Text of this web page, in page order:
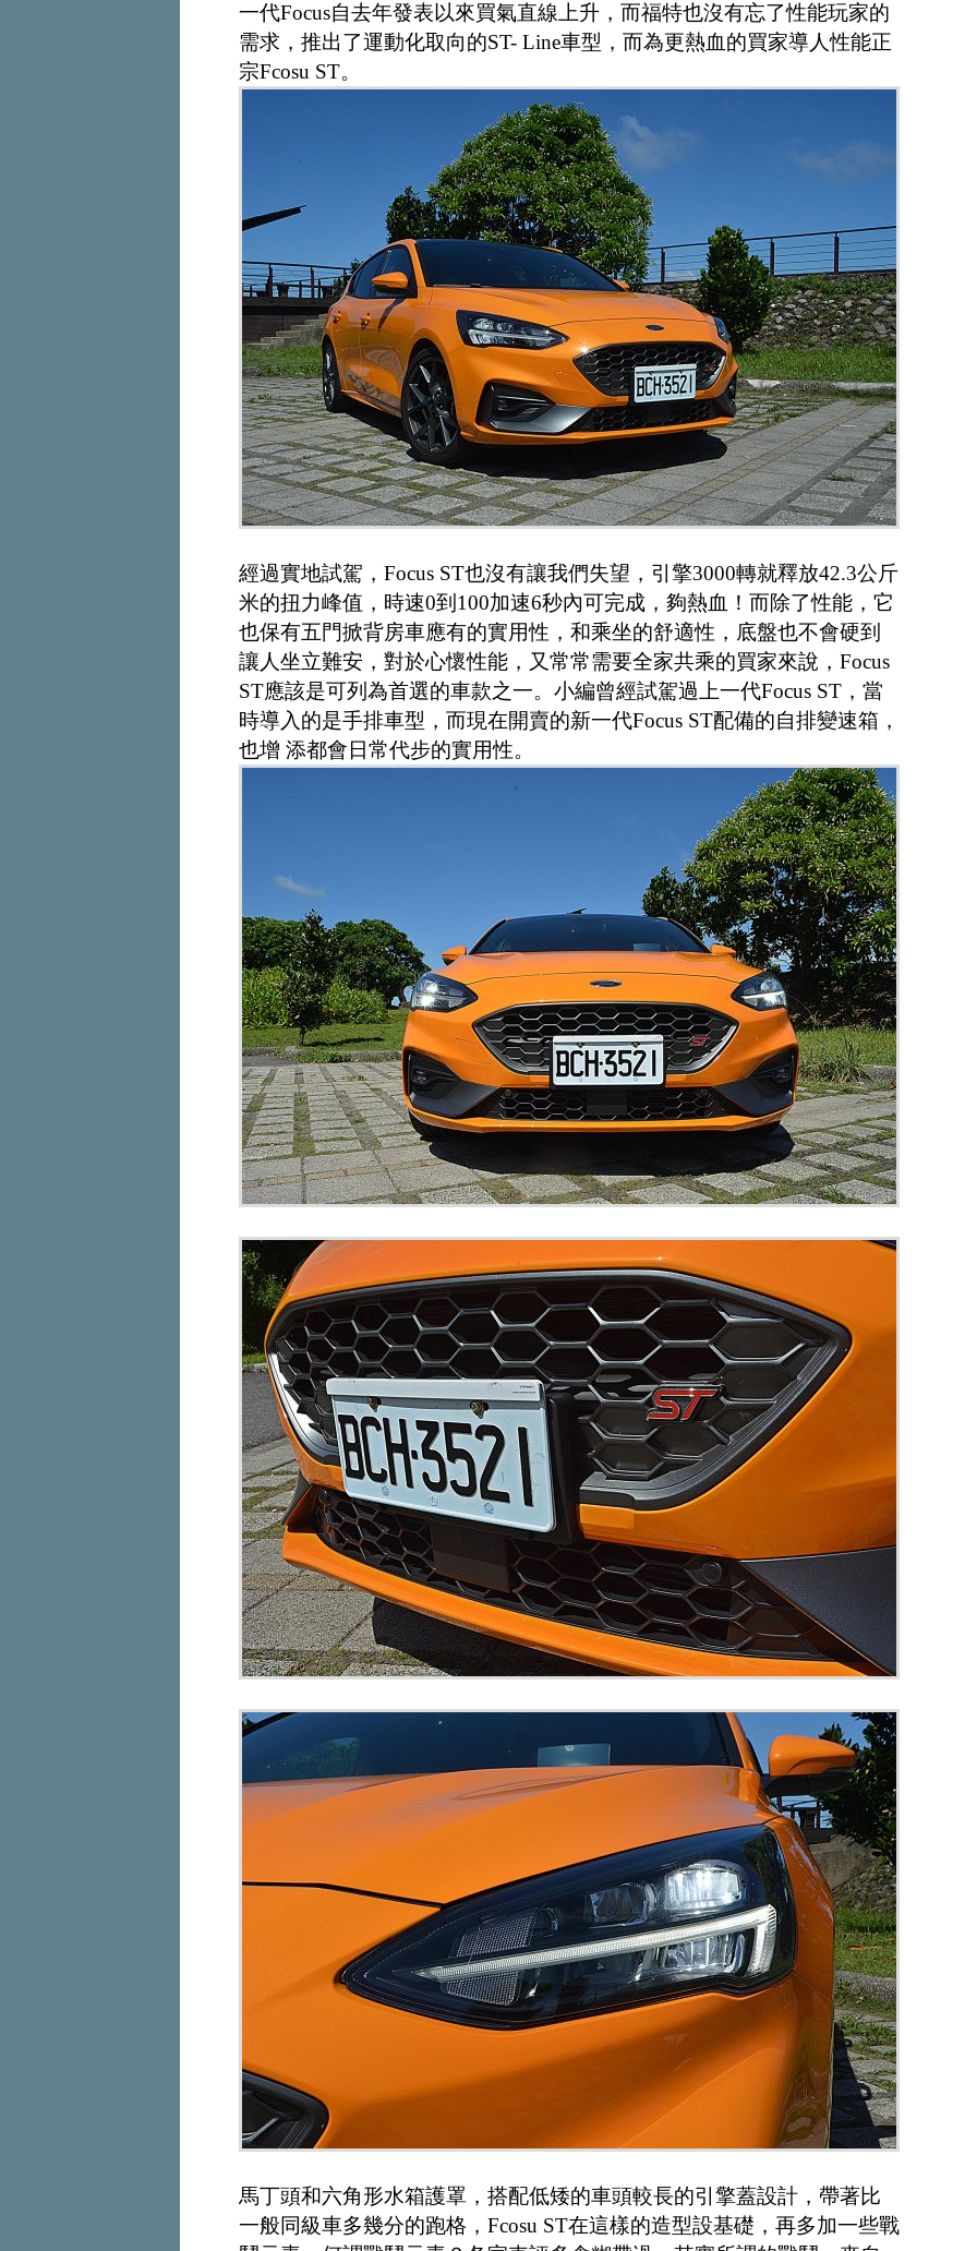
一代Focus自去年發表以來買氣直線上升，而福特也沒有忘了性能玩家的
需求，推出了運動化取向的ST- Line車型，而為更熱血的買家導人性能正
宗Fcosu ST。
經過實地試駕，Focus ST也沒有讓我們失望，引擎3000轉就釋放42.3公斤
米的扭力峰值，時速0到100加速6秒內可完成，夠熱血！而除了性能，它
也保有五門掀背房車應有的實用性，和乘坐的舒適性，底盤也不會硬到
讓人坐立難安，對於心懷性能，又常常需要全家共乘的買家來說，Focus
ST應該是可列為首選的車款之一。小編曾經試駕過上一代Focus ST，當
時導入的是手排車型，而現在開賣的新一代Focus ST配備的自排變速箱，
也增 添都會日常代步的實用性。
馬丁頭和六角形水箱護罩，搭配低矮的車頭較長的引擎蓋設計，帶著比
一般同級車多幾分的跑格，Fcosu ST在這樣的造型設基礎，再多加一些戰